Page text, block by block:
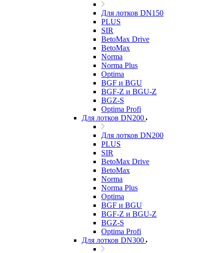
Для лотков DN150
PLUS
SIR
BetoMax Drive
BetoMax
Norma
Norma Plus
Optima
BGF и BGU
BGF-Z и BGU-Z
BGZ-S
Optima Profi
Для лотков DN200
Для лотков DN200
PLUS
SIR
BetoMax Drive
BetoMax
Norma
Norma Plus
Optima
BGF и BGU
BGF-Z и BGU-Z
BGZ-S
Optima Profi
Для лотков DN300